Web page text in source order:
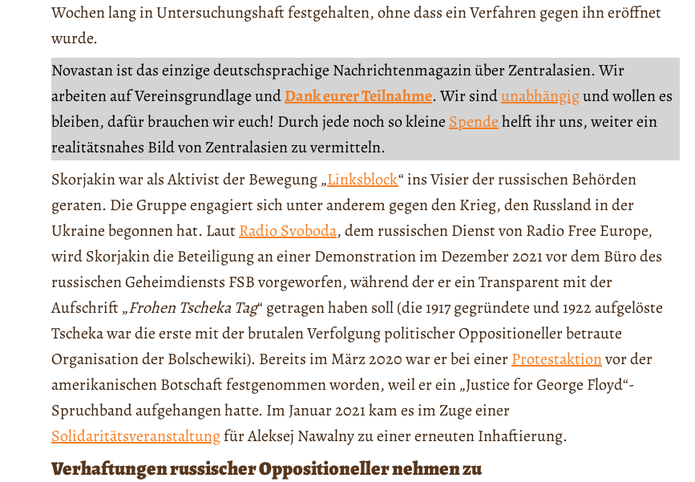
Wochen lang in Untersuchungshaft festgehalten, ohne dass ein Verfahren gegen ihn eröffnet
wurde.
Novastan ist das einzige deutschsprachige Nachrichtenmagazin über Zentralasien. Wir
arbeiten auf Vereinsgrundlage undDank eurer Teilnahme. Wir sindunabhängigund wollen es
bleiben, dafür brauchen wir euch! Durch jede noch so kleine Spendehelft ihr uns, weiter ein
realitätsnahes Bild von Zentralasien zu vermitteln.
Skorjakin war als Aktivist der Bewegung „Linksblock“ ins Visier der russischen Behörden
geraten. Die Gruppe engagiert sich unter anderem gegen den Krieg, den Russland in der
Ukraine begonnen hat. LautRadio Svoboda, dem russischen Dienst von Radio Free Europe,
wird Skorjakin die Beteiligung an einer Demonstration im Dezember 2021 vor dem Büro des
russischen Geheimdiensts FSB vorgeworfen, während der er ein Transparent mit der
Aufschrift „Frohen Tscheka Tag“ getragen haben soll (die 1917 gegründete und 1922 aufgelöste
Tscheka war die erste mit der brutalen Verfolgung politischer Oppositioneller betraute
Organisation der Bolschewiki). Bereits im März 2020 war er bei einerProtestaktionvor der
amerikanischen Botschaft festgenommen worden, weil er ein „Justice for George Floyd“-
Spruchband aufgehangen hatte. Im Januar 2021 kam es im Zuge einer
Solidaritätsveranstaltungfür Aleksej Nawalny zu einer erneuten Inhaftierung.
Verhaftungen russischer Oppositioneller nehmen zu